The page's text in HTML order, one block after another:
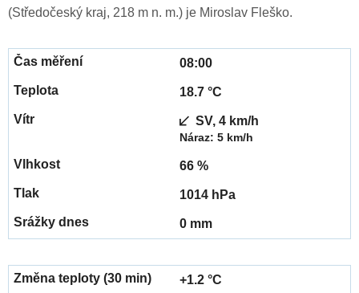
(Středočeský kraj, 218 m n. m.) je Miroslav Fleško.
08:00
18.7 °C
SV, 4 km/h
Náraz: 5 km/h
66 %
1014 hPa
0 mm
+1.2 °C